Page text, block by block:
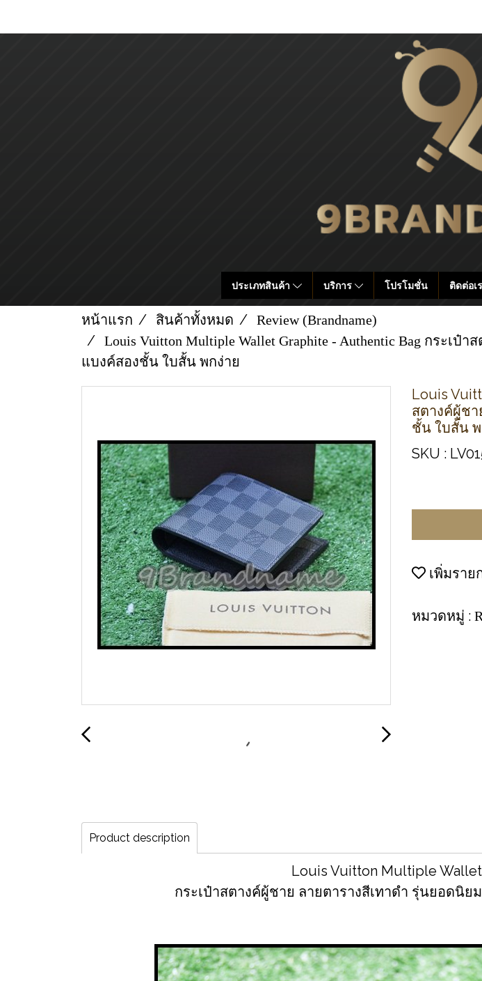
ประเภทสินค้า บริการ โปรโมชั่น ติดต่อเ
หน้าแรก สินค้าทั้งหมด
Review (Brandname)
Louis Vuitton Multiple Wallet Graphite - Authentic Bag กระ
แบงค์สองชั้น ใบสั้น พกง่าย
Louis
สตางค์ผู้ช
ชั้น ใบสั้น พ
SKU :
เพิ่มราย
หมวดหมู่ :
Product description
Louis Vuitton Multiple
กระเป๋าสตางค์ผู้ชาย ลายตารางสีเทาดำ รุ่นยอดนิ